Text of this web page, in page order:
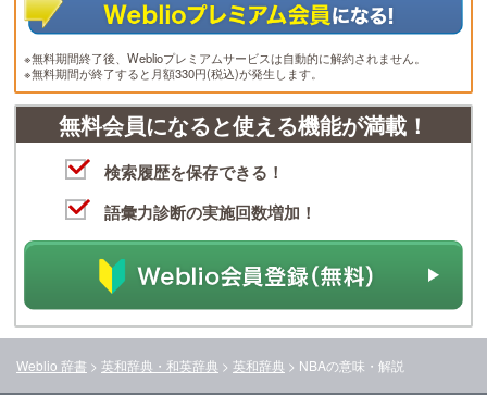
※無料期間終了後、Weblioプレミアムサービスは自動的に解約されません。
※無料期間が終了すると月額330円(税込)が発生します。
無料会員になると使える機能が満載！
検索履歴を保存できる！
語彙力診断の実施回数増加！
Weblio 辞書 > 英和辞典・和英辞典 > 英和辞典 > NBAの意味・解説